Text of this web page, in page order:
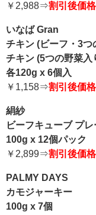
￥2,988⇒割引後価
いなば Gran
チキン (ビーフ・3つ
チキン (5つの野菜入
各120g x 6個入
￥1,158⇒割引後価
絹紗
ビーフキューブ プレ
100g x 12個パック
￥2,899⇒割引後価
PALMY DAYS
カモジャーキー
100g x 7個